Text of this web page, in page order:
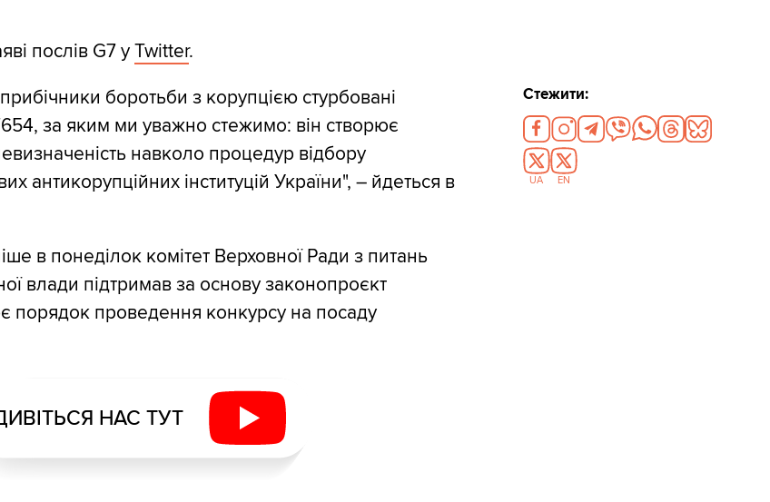
послів G7 уTwitter.
боротьби з корупцією стурбовані
за яким ми уважно стежимо: він створює
навколо процедур відбору
антикорупційних інституцій України", – йдеться в
в понеділок комітет Верховної Ради з питань
влади підтримав за основу законопроєкт
порядок проведення конкурсу на посаду
НАС ТУТ
Стежити:
UA EN